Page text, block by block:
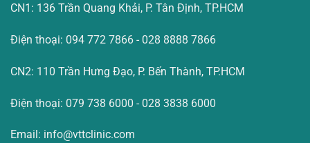
CN1: 136 Trần Quang Khải, P. Tân Định, TP.HCM
Điện thoại: 094 772 7866 - 028 8888 7866
CN2: 110 Trần Hưng Đạo, P. Bến Thành, TP.HCM
Điện thoại: 079 738 6000 - 028 3838 6000
Email: info@vttclinic.com